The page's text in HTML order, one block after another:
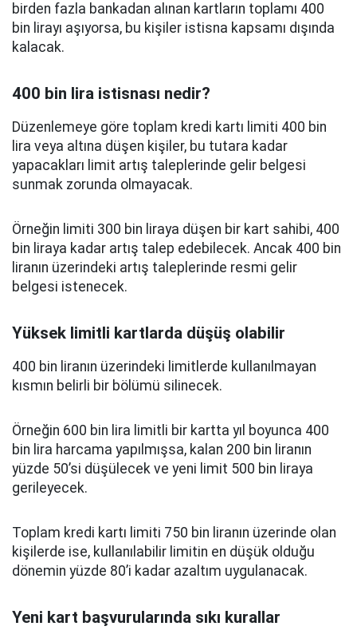
birden fazla bankadan alınan kartların toplamı 400
bin lirayı aşıyorsa, bu kişiler istisna kapsamı dışında
kalacak.
400 bin lira istisnası nedir?
Düzenlemeye göre toplam kredi kartı limiti 400 bin
lira veya altına düşen kişiler, bu tutara kadar
yapacakları limit artış taleplerinde gelir belgesi
sunmak zorunda olmayacak.
Örneğin limiti 300 bin liraya düşen bir kart sahibi, 400
bin liraya kadar artış talep edebilecek. Ancak 400 bin
liranın üzerindeki artış taleplerinde resmi gelir
belgesi istenecek.
Yüksek limitli kartlarda düşüş olabilir
400 bin liranın üzerindeki limitlerde kullanılmayan
kısmın belirli bir bölümü silinecek.
Örneğin 600 bin lira limitli bir kartta yıl boyunca 400
bin lira harcama yapılmışsa, kalan 200 bin liranın
yüzde 50’si düşülecek ve yeni limit 500 bin liraya
gerileyecek.
Toplam kredi kartı limiti 750 bin liranın üzerinde olan
kişilerde ise, kullanılabilir limitin en düşük olduğu
dönemin yüzde 80’i kadar azaltım uygulanacak.
Yeni kart başvurularında sıkı kurallar